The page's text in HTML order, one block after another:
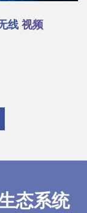
线 视频
态系统